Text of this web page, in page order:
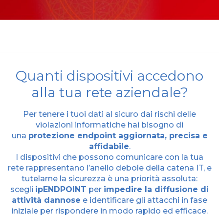
Quanti dispositivi accedono
alla tua rete aziendale?
Per tenere i tuoi dati al sicuro dai rischi delle
violazioni informatiche hai bisogno di
una protezione endpoint aggiornata, precisa e
affidabile.
I dispositivi che possono comunicare con la tua
rete rappresentano l’anello debole della catena IT, e
tutelarne la sicurezza è una priorità assoluta:
scegli ipENDPOINT per impedire la diffusione di
attività dannose e identificare gli attacchi in fase
iniziale per rispondere in modo rapido ed efficace.